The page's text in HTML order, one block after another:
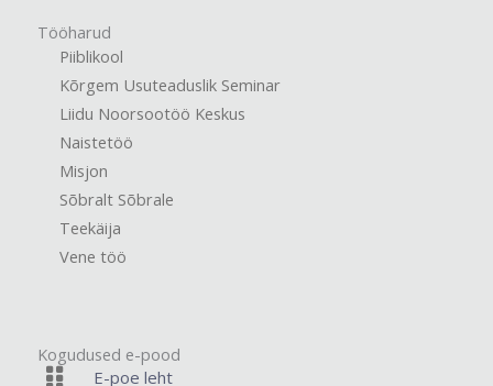
Tööharud
Piiblikool
Kõrgem Usuteaduslik Seminar
Liidu Noorsootöö Keskus
Naistetöö
Misjon
Sõbralt Sõbrale
Teekäija
Vene töö
Kogudused e-pood
E-poe leht